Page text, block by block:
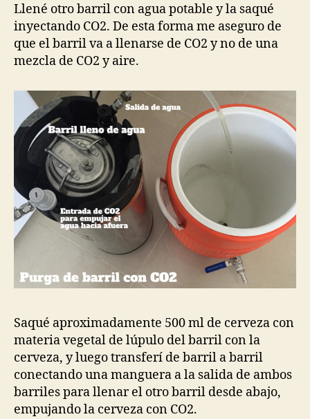
Llené otro barril con agua potable y la saqué
inyectando CO2. De esta forma me aseguro de
que el barril va a llenarse de CO2 y no de una
mezcla de CO2 y aire.
Saqué aproximadamente 500 ml de cerveza con
materia vegetal de lúpulo del barril con la
cerveza, y luego transferí de barril a barril
conectando una manguera a la salida de ambos
barriles para llenar el otro barril desde abajo,
empujando la cerveza con CO2.